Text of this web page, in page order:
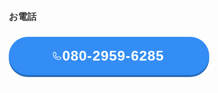
お電話
080-2959-6285